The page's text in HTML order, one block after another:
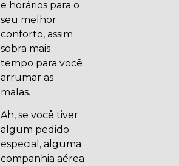
e horários para o
seu melhor
conforto, assim
sobra mais
tempo para você
arrumar as
malas.
Ah, se você tiver
algum pedido
especial, alguma
companhia aérea